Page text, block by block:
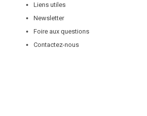
Liens utiles
Newsletter
Foire aux questions
Contactez-nous